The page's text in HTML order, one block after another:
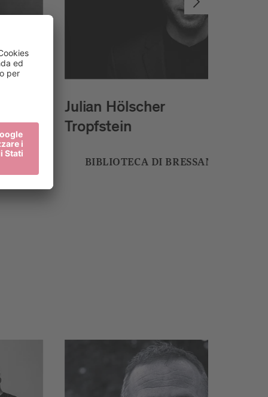
Sophie Guyot
Stardust Memory Project
STUFLES
Claudia Reh
Fractions